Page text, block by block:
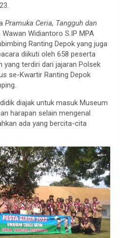
Pramuka Ceria, Tangguh dan
Widiantoro S.IP MPA
Ranting Depok yang juga
diikuti oleh 658 peserta
yang terdiri dari jajaran Polsek
se-Kwartir Ranting Depok
diajak untuk masuk Museum
harapan selain mengenal
ada yang bercita-cita